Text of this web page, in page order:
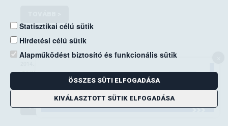
GYIK_takarmány
TOVÁBB >
Statisztikai célú sütik
Hirdetési célú sütik
Alapműködést biztosító és funkcionális sütik
ÖSSZES SÜTI ELFOGADÁSA
KIVÁLASZTOTT SÜTIK ELFOGADÁSA